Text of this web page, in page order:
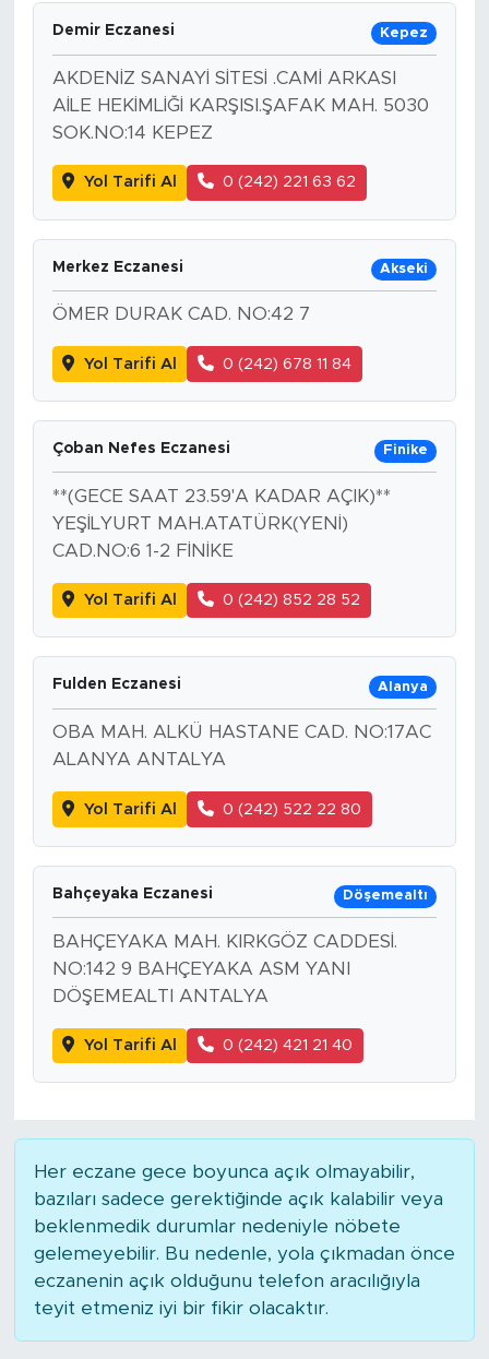
Demir Eczanesi Kepez
AKDENİZ SANAYİ SİTESİ .CAMİ ARKASI
AİLE HEKİMLİĞİ KARŞISI.ŞAFAK MAH. 5030
SOK.NO:14 KEPEZ
Yol Tarifi Al 0 (242) 221 63 62
Merkez Eczanesi Akseki
ÖMER DURAK CAD. NO:42 7
Yol Tarifi Al 0 (242) 678 11 84
Çoban Nefes Eczanesi Finike
**(GECE SAAT 23.59'A KADAR AÇIK)**
YEŞİLYURT MAH.ATATÜRK(YENİ)
CAD.NO:6 1-2 FİNİKE
Yol Tarifi Al 0 (242) 852 28 52
Fulden Eczanesi Alanya
OBA MAH. ALKÜ HASTANE CAD. NO:17AC
ALANYA ANTALYA
Yol Tarifi Al 0 (242) 522 22 80
Bahçeyaka Eczanesi Döşemealtı
BAHÇEYAKA MAH. KIRKGÖZ CADDESİ.
NO:142 9 BAHÇEYAKA ASM YANI
DÖŞEMEALTI ANTALYA
Yol Tarifi Al 0 (242) 421 21 40
Her eczane gece boyunca açık olmayabilir,
bazıları sadece gerektiğinde açık kalabilir veya
beklenmedik durumlar nedeniyle nöbete
gelemeyebilir. Bu nedenle, yola çıkmadan önce
eczanenin açık olduğunu telefon aracılığıyla
teyit etmeniz iyi bir fikir olacaktır.